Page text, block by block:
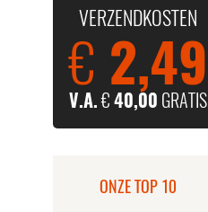
VERZENDKOSTEN
€ 2,49
V.A.€40,00 GRATIS
ONZE TOP 10